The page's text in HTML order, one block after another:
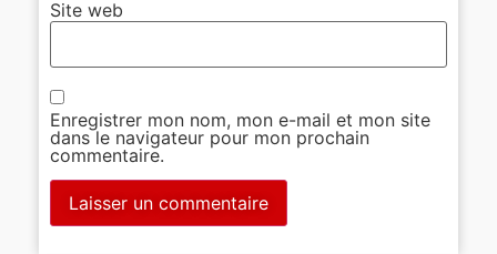
Site web
Enregistrer mon nom, mon e-mail et mon site
dans le navigateur pour mon prochain
commentaire.